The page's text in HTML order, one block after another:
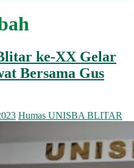
ke-XX Gelar
Bersama Gus
Humas UNISBA BLITAR